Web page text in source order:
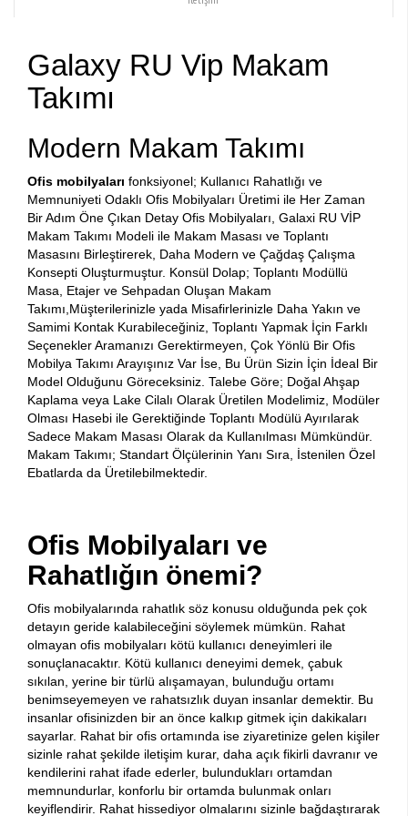
Galaxy RU Vip Makam
Takımı
Modern Makam Takımı
Ofis mobilyaları fonksiyonel; Kullanıcı Rahatlığı ve
Memnuniyeti Odaklı Ofis Mobilyaları Üretimi ile Her Zaman
Bir Adım Öne Çıkan Detay Ofis Mobilyaları, Galaxi RU VİP
Makam Takımı Modeli ile Makam Masası ve Toplantı
Masasını Birleştirerek, Daha Modern ve Çağdaş Çalışma
Konsepti Oluşturmuştur. Konsül Dolap; Toplantı Modüllü
Masa, Etajer ve Sehpadan Oluşan Makam
Takımı,Müşterilerinizle yada Misafirlerinizle Daha Yakın ve
Samimi Kontak Kurabileceğiniz, Toplantı Yapmak İçin Farklı
Seçenekler Aramanızı Gerektirmeyen, Çok Yönlü Bir Ofis
Mobilya Takımı Arayışınız Var İse, Bu Ürün Sizin İçin İdeal Bir
Model Olduğunu Göreceksiniz. Talebe Göre; Doğal Ahşap
Kaplama veya Lake Cilalı Olarak Üretilen Modelimiz, Modüler
Olması Hasebi ile Gerektiğinde Toplantı Modülü Ayırılarak
Sadece Makam Masası Olarak da Kullanılması Mümkündür.
Makam Takımı; Standart Ölçülerinin Yanı Sıra, İstenilen Özel
Ebatlarda da Üretilebilmektedir.
Ofis Mobilyaları ve
Rahatlığın önemi?
Ofis mobilyalarında rahatlık söz konusu olduğunda pek çok
detayın geride kalabileceğini söylemek mümkün. Rahat
olmayan ofis mobilyaları kötü kullanıcı deneyimleri ile
sonuçlanacaktır. Kötü kullanıcı deneyimi demek, çabuk
sıkılan, yerine bir türlü alışamayan, bulunduğu ortamı
benimseyemeyen ve rahatsızlık duyan insanlar demektir. Bu
insanlar ofisinizden bir an önce kalkıp gitmek için dakikaları
sayarlar. Rahat bir ofis ortamında ise ziyaretinize gelen kişiler
sizinle rahat şekilde iletişim kurar, daha açık fikirli davranır ve
kendilerini rahat ifade ederler, bulundukları ortamdan
memnundurlar, konforlu bir ortamda bulunmak onları
keyiflendirir. Rahat hissediyor olmalarını sizinle bağdaştırarak